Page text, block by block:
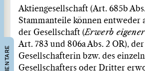
Aktiengesellschaft (Art. 685b Abs.
Stammanteile können entweder
der Gesellschaft (Erwerb
Art. 783 und 806a Abs. 2 OR),
Gesellschafterin bzw. des
Gesellschafters oder Dritter